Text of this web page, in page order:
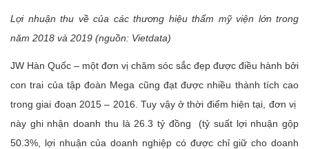
Lợi nhuận thu về của các thương hiệu thẩm mỹ viện lớn trong
năm 2018 và 2019 (nguồn: Vietdata)
JW Hàn Quốc – một đơn vị chăm sóc sắc đẹp được điều hành bởi
con trai của tập đoàn Mega cũng đạt được nhiều thành tích cao
trong giai đoạn 2015 – 2016. Tuy vậy ở thời điểm hiện tại, đơn vị
này ghi nhận doanh thu là 26.3 tỷ đồng (tỷ suất lợi nhuận gộp
50.3%, lợi nhuận của doanh nghiệp có được chỉ giữ cho doanh